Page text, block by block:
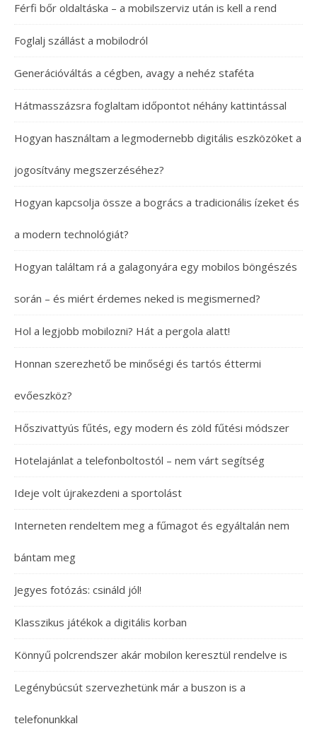
Férfi bőr oldaltáska – a mobilszerviz után is kell a rend
Foglalj szállást a mobilodról
Generációváltás a cégben, avagy a nehéz staféta
Hátmasszázsra foglaltam időpontot néhány kattintással
Hogyan használtam a legmodernebb digitális eszközöket a
jogosítvány megszerzéséhez?
Hogyan kapcsolja össze a bogrács a tradicionális ízeket és
a modern technológiát?
Hogyan találtam rá a galagonyára egy mobilos böngészés
során – és miért érdemes neked is megismerned?
Hol a legjobb mobilozni? Hát a pergola alatt!
Honnan szerezhető be minőségi és tartós éttermi
evőeszköz?
Hőszivattyús fűtés, egy modern és zöld fűtési módszer
Hotelajánlat a telefonboltostól – nem várt segítség
Ideje volt újrakezdeni a sportolást
Interneten rendeltem meg a fűmagot és egyáltalán nem
bántam meg
Jegyes fotózás: csináld jól!
Klasszikus játékok a digitális korban
Könnyű polcrendszer akár mobilon keresztül rendelve is
Legénybúcsút szervezhetünk már a buszon is a
telefonunkkal